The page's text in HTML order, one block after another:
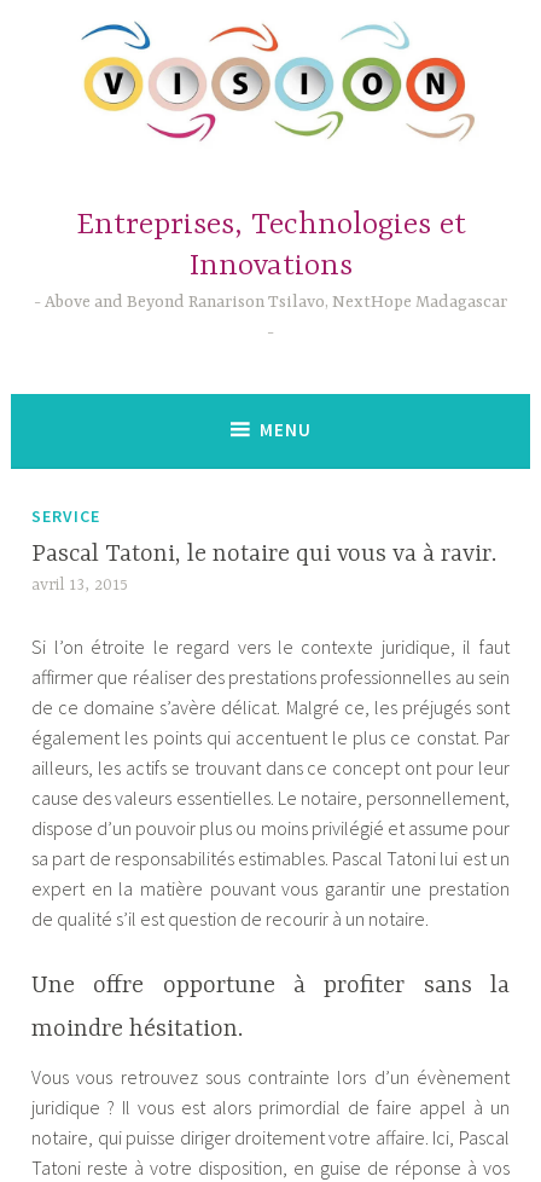
Entreprises, Technologies et
Innovations
Above and Beyond Ranarison Tsilavo, NextHope Madagascar
MENU
SERVICE
Pascal Tatoni, le notaire qui vous va à ravir.
avril 13, 2015
e
x
a
n
d
r
e
Si l’on étroite le regard vers le contexte juridique, il faut
affirmer que réaliser des prestations professionnelles au sein
de ce domaine s’avère délicat. Malgré ce, les préjugés sont
également les points qui accentuent le plus ce constat. Par
ailleurs, les actifs se trouvant dans ce concept ont pour leur
cause des valeurs essentielles. Le notaire, personnellement,
dispose d’un pouvoir plus ou moins privilégié et assume pour
sa part de responsabilités estimables. Pascal Tatoni lui est un
expert en la matière pouvant vous garantir une prestation
de qualité s’il est question de recourir à un notaire.
Une offre opportune à profiter sans la
moindre hésitation.
Vous vous retrouvez sous contrainte lors d’un évènement
juridique ? Il vous est alors primordial de faire appel à un
notaire, qui puisse diriger droitement votre affaire. Ici, Pascal
Tatoni reste à votre disposition, en guise de réponse à vos